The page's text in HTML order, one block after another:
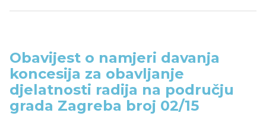
Obavijest o namjeri davanja
koncesija za obavljanje
djelatnosti radija na području
grada Zagreba broj 02/15